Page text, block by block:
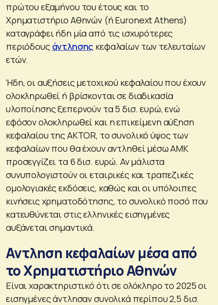
πρώτου εξαμήνου του έτους και το
Χρηματιστήριο Αθηνών (ή Euronext Athens)
καταγράφει ήδη μία από τις ισχυρότερες
περιόδους άντλησης κεφαλαίων των τελευταίων
ετών.
Ήδη, οι αυξήσεις μετοχικού κεφαλαίου που έχουν
ολοκληρωθεί ή βρίσκονται σε διαδικασία
υλοποίησης ξεπερνούν τα 5 δισ. ευρώ, ενώ
εφόσον ολοκληρωθεί και η επικείμενη αύξηση
κεφαλαίου της AKTOR, το συνολικό ύψος των
κεφαλαίων που θα έχουν αντληθεί μέσω ΑΜΚ
προσεγγίζει τα 6 δισ. ευρώ. Αν μάλιστα
συνυπολογιστούν οι εταιρικές και τραπεζικές
ομολογιακές εκδόσεις, καθώς και οι υπόλοιπες
κινήσεις χρηματοδότησης, το συνολικό ποσό που
κατευθύνεται στις ελληνικές εισηγμένες
αυξάνεται σημαντικά.
Αντληση κεφαλαίων μέσα από
το Χρηματιστήριο Αθηνών
Είναι χαρακτηριστικό ότι σε ολόκληρο το 2025 οι
εισηγμένες άντλησαν συνολικά περίπου 2,5 δισ.